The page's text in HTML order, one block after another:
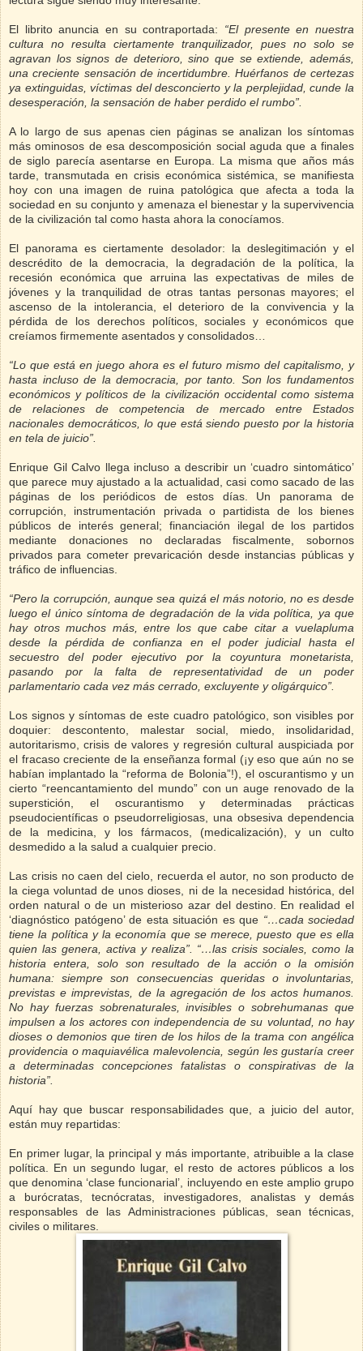
El librito anuncia en su contraportada: “El presente en nuestra
cultura no resulta ciertamente tranquilizador, pues no solo se
agravan los signos de deterioro, sino que se extiende, además,
una creciente sensación de incertidumbre. Huérfanos de certezas
ya extinguidas, víctimas del desconcierto y la perplejidad, cunde la
desesperación, la sensación de haber perdido el rumbo”.
A lo largo de sus apenas cien páginas se analizan los síntomas
más ominosos de esa descomposición social aguda que a finales
de siglo parecía asentarse en Europa. La misma que años más
tarde, transmutada en crisis económica sistémica, se manifiesta
hoy con una imagen de ruina patológica que afecta a toda la
sociedad en su conjunto y amenaza el bienestar y la supervivencia
de la civilización tal como hasta ahora la conocíamos.
El panorama es ciertamente desolador: la deslegitimación y el
descrédito de la democracia, la degradación de la política, la
recesión económica que arruina las expectativas de miles de
jóvenes y la tranquilidad de otras tantas personas mayores; el
ascenso de la intolerancia, el deterioro de la convivencia y la
pérdida de los derechos políticos, sociales y económicos que
creíamos firmemente asentados y consolidados…
“Lo que está en juego ahora es el futuro mismo del capitalismo, y
hasta incluso de la democracia, por tanto. Son los fundamentos
económicos y políticos de la civilización occidental como sistema
de relaciones de competencia de mercado entre Estados
nacionales democráticos, lo que está siendo puesto por la historia
en tela de juicio”.
Enrique Gil Calvo llega incluso a describir un ‘cuadro sintomático’
que parece muy ajustado a la actualidad, casi como sacado de las
páginas de los periódicos de estos días. Un panorama de
corrupción, instrumentación privada o partidista de los bienes
públicos de interés general; financiación ilegal de los partidos
mediante donaciones no declaradas fiscalmente, sobornos
privados para cometer prevaricación desde instancias públicas y
tráfico de influencias.
“Pero la corrupción, aunque sea quizá el más notorio, no es desde
luego el único síntoma de degradación de la vida política, ya que
hay otros muchos más, entre los que cabe citar a vuelapluma
desde la pérdida de confianza en el poder judicial hasta el
secuestro del poder ejecutivo por la coyuntura monetarista,
pasando por la falta de representatividad de un poder
parlamentario cada vez más cerrado, excluyente y oligárquico”.
Los signos y síntomas de este cuadro patológico, son visibles por
doquier: descontento, malestar social, miedo, insolidaridad,
autoritarismo, crisis de valores y regresión cultural auspiciada por
el fracaso creciente de la enseñanza formal (¡y eso que aún no se
habían implantado la “reforma de Bolonia”!), el oscurantismo y un
cierto “reencantamiento del mundo” con un auge renovado de la
superstición, el oscurantismo y determinadas prácticas
pseudocientíficas o pseudorreligiosas, una obsesiva dependencia
de la medicina, y los fármacos, (medicalización), y un culto
desmedido a la salud a cualquier precio.
Las crisis no caen del cielo, recuerda el autor, no son producto de
la ciega voluntad de unos dioses, ni de la necesidad histórica, del
orden natural o de un misterioso azar del destino. En realidad el
‘diagnóstico patógeno’ de esta situación es que “…cada sociedad
tiene la política y la economía que se merece, puesto que es ella
quien las genera, activa y realiza”. “…las crisis sociales, como la
historia entera, solo son resultado de la acción o la omisión
humana: siempre son consecuencias queridas o involuntarias,
previstas e imprevistas, de la agregación de los actos humanos.
No hay fuerzas sobrenaturales, invisibles o sobrehumanas que
impulsen a los actores con independencia de su voluntad, no hay
dioses o demonios que tiren de los hilos de la trama con angélica
providencia o maquiavélica malevolencia, según les gustaría creer
a determinadas concepciones fatalistas o conspirativas de la
historia”.
Aquí hay que buscar responsabilidades que, a juicio del autor,
están muy repartidas:
En primer lugar, la principal y más importante, atribuible a la clase
política. En un segundo lugar, el resto de actores públicos a los
que denomina ‘clase funcionarial’, incluyendo en este amplio grupo
a burócratas, tecnócratas, investigadores, analistas y demás
responsables de las Administraciones públicas, sean técnicas,
civiles o militares.